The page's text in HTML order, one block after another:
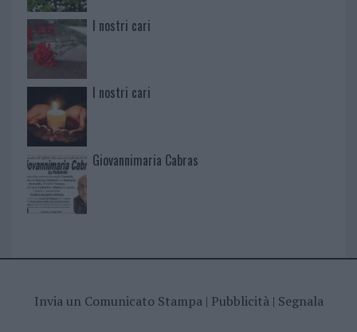
I nostri cari
I nostri cari
Giovannimaria Cabras
Invia un Comunicato Stampa| Pubblicità| Segnala